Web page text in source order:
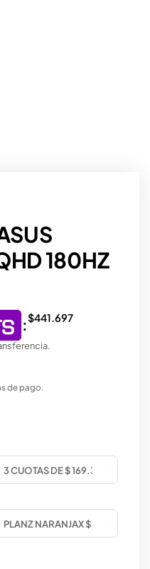
180HZ
:$441.697
de pago.